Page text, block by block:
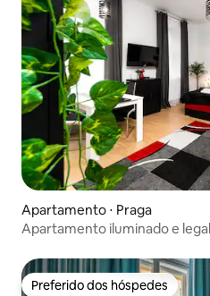
Apartamento ⋅ Praga
Apartamento iluminado e
Preferido dos hóspedes